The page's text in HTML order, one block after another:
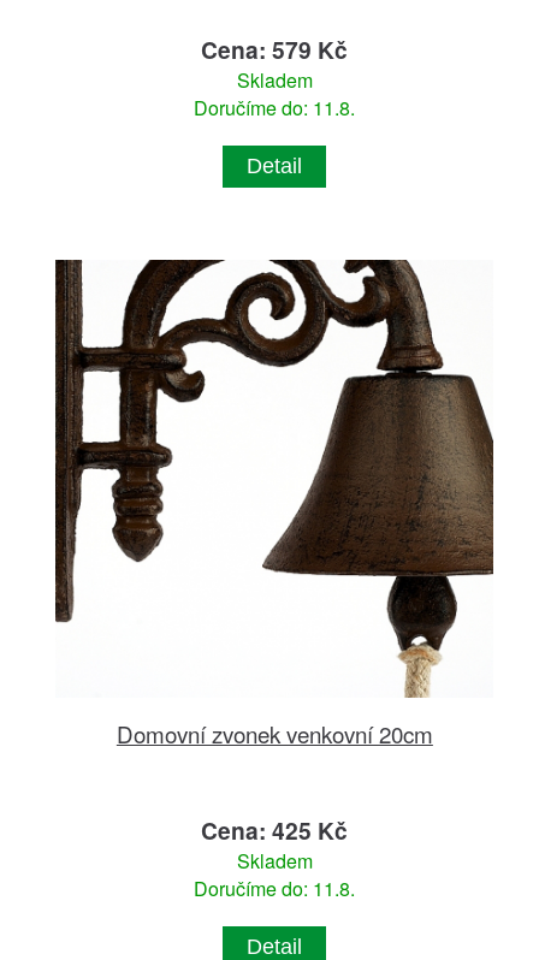
Cena: 579 Kč
Skladem
Doručíme do: 11.8.
Detail
Domovní zvonek venkovní 20cm
Cena: 425 Kč
Skladem
Doručíme do: 11.8.
Detail